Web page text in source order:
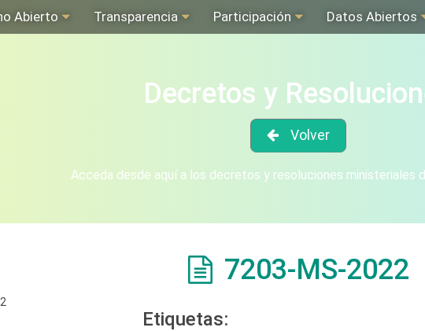
Abierto Transparencia Participación Datos Abiertos
Decretos y
Volver
Acceda desde aquí a los decretos y resoluciones ministeriales
7203-MS-2022
Etiquetas: